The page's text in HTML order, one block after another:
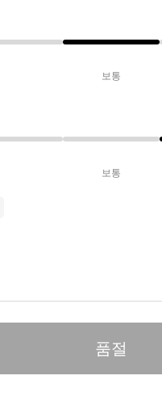
보통
보통
품절